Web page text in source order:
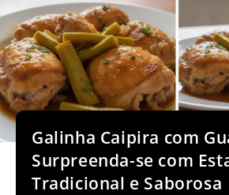
Galinha Caipira com
Surpreenda-se com
Tradicional e Saborosa